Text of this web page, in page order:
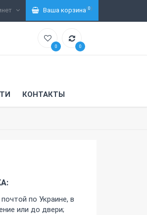
0 0
КОНТАКТЫ
Ваша корзина(0)
по Украине, в
или до двери;